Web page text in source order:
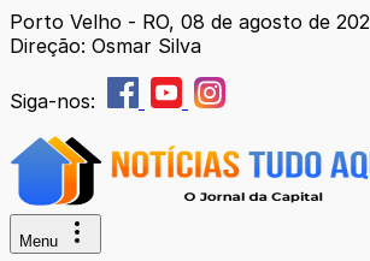
Porto Velho - RO, 08 de agosto de
Direção: Osmar Silva
Siga-nos:
Menu